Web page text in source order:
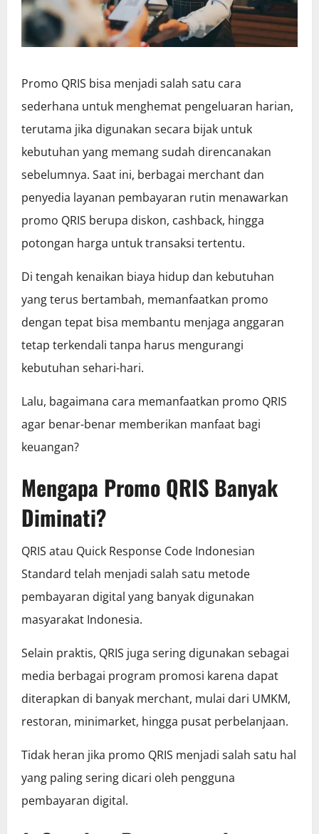
Promo QRIS bisa menjadi salah satu cara
sederhana untuk menghemat pengeluaran harian,
terutama jika digunakan secara bijak untuk
kebutuhan yang memang sudah direncanakan
sebelumnya. Saat ini, berbagai merchant dan
penyedia layanan pembayaran rutin menawarkan
promo QRIS berupa diskon, cashback, hingga
potongan harga untuk transaksi tertentu.
Di tengah kenaikan biaya hidup dan kebutuhan
yang terus bertambah, memanfaatkan promo
dengan tepat bisa membantu menjaga anggaran
tetap terkendali tanpa harus mengurangi
kebutuhan sehari-hari.
Lalu, bagaimana cara memanfaatkan promo QRIS
agar benar-benar memberikan manfaat bagi
keuangan?
Mengapa Promo QRIS Banyak
Diminati?
QRIS atau Quick Response Code Indonesian
Standard telah menjadi salah satu metode
pembayaran digital yang banyak digunakan
masyarakat Indonesia.
Selain praktis, QRIS juga sering digunakan sebagai
media berbagai program promosi karena dapat
diterapkan di banyak merchant, mulai dari UMKM,
restoran, minimarket, hingga pusat perbelanjaan.
Tidak heran jika promo QRIS menjadi salah satu hal
yang paling sering dicari oleh pengguna
pembayaran digital.